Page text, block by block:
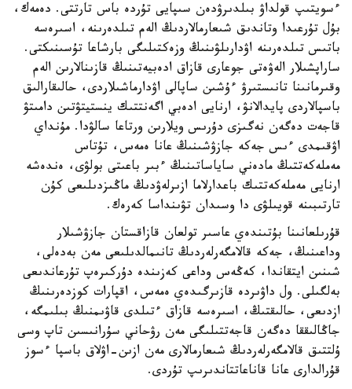
ءسويتىپ قولداۋ بىلدىرۋدەن سىپايى تۇردە باس تارتتى. دەمەك،
بۇل تۇرعىدا وتاندىق شىعارمالاردىڭ الەم تىلدەرىنە، اسىرەسە
باتىس تىلدەرىنە اۋدارىلۋىنىڭ وزەكتىلىگى بارشاعا تۇسىنىكتى.
ساراپشىلار الەۋەتى جوعارى قازاق ادەبيەتىنىڭ قازىنالارىن الەم
وقىرمانىنا تانىستىرۋ ءۇشىن ساپالى اۋدارماشىلاردى، حالىقارالىق
باسپالاردى پايدالانۋ، ارنايى ادەبي اگەنتتىك ينستيتۋتىن دامىتۋ
قاجەت دەگەن نەگىزى دۇرىس ويلارىن ورتاعا سالۋدا. مۇنداي
اۋقىمدى ءىس جەكە جازۋشىنىڭ عانا ەمەس، تۇتاس
مەملەكەتتىڭ مادەني ساياساتىنىڭ ءبىر باعىتى بولۋى، ەندەشە
ارنايى مەملەكەتتىك باعدارلاما ازىرلەۋدىڭ ماڭىزدىلىعى كۇن
تارتىبىنە قويىلۋى دا وسىدان تۋىنداسا كەرەك.
قۇرىلعانىنا بۇتىندەي عاسىر تولعان قازاقستان جازۋشىلار
وداعىنىڭ، جەكە قالامگەرلەردىڭ تانىمالدىلىعى مەن بەدەلى،
شىنىن ايتقاندا، كەڭەس وداعى كەزىندە دۇركىرەپ تۇرعاندىعى
بەلگىلى. ول داۋىردە قازىرگىدەي ەمەس، اقپارات كوزدەرىنىڭ
ازدىعى، حالىقتىڭ، اسىرەسە قازاق ءتىلدى قاۋىمنىڭ بىلىمگە،
جاڭالىققا دەگەن قاجەتتىلىگى مەن رۋحاني سۇرانىسىن تاپ وسى
ۇلتتىق قالامگەرلەردىڭ شىعارمالارى مەن ازىن-اۋلاق باسپا ءسوز
قۇرالدارى عانا قاناعاتتاندىرىپ تۇردى.